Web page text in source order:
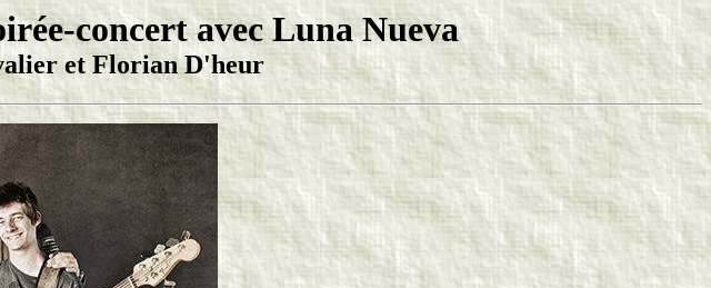
concert avec Luna Nueva
et Florian D'heur